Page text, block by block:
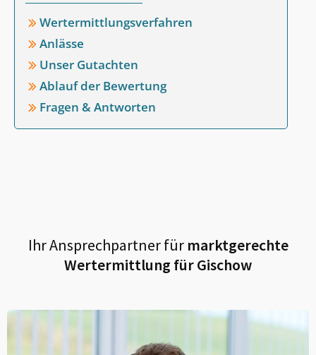
Wertermittlungsverfahren
Anlässe
Unser Gutachten
Ablauf der Bewertung
Fragen & Antworten
Ihr Ansprechpartner fürmarktgerechte
Wertermittlung fürGischow